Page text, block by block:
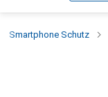
Smartphone Schutz